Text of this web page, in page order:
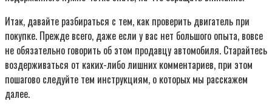
Итак, давайте разбираться с тем, как проверить двигатель при
покупке. Прежде всего, даже если у вас нет большого опыта, вовсе
не обязательно говорить об этом продавцу автомобиля. Старайтесь
воздерживаться от каких-либо лишних комментариев, при этом
пошагово следуйте тем инструкциям, о которых мы расскажем
далее.